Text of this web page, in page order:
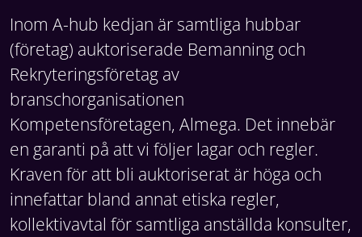
Inom A-hub kedjan är samtliga hubbar
(företag) auktoriserade Bemanning och
Rekryteringsföretag av
branschorganisationen
Kompetensföretagen, Almega. Det innebär
en garanti på att vi följer lagar och regler.
Kraven för att bli auktoriserat är höga och
innefattar bland annat etiska regler,
kollektivavtal för samtliga anställda konsulter,